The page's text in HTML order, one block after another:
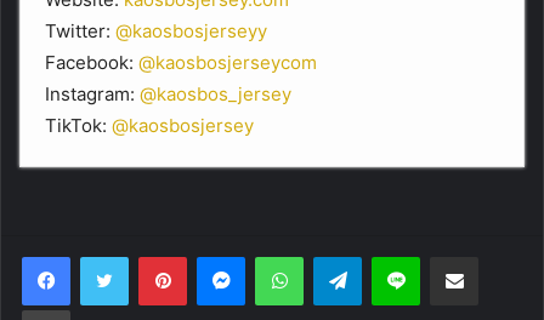
Twitter: @kaosbosjerseyy
Facebook: @kaosbosjerseycom
Instagram: @kaosbos_jersey
TikTok: @kaosbosjersey
Telegram